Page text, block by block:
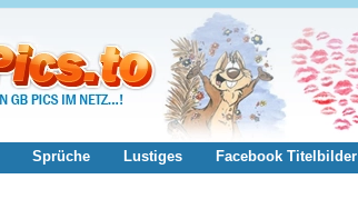
Sprüche Lustiges Facebook Titelbilder